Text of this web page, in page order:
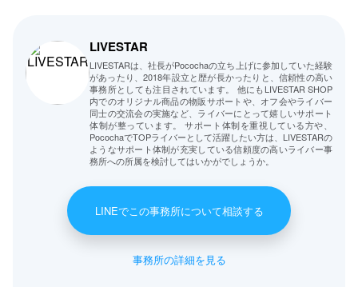
LIVESTAR
LIVESTARは、社長がPocochaの立ち上げに参加していた経験
があったり、2018年設立と歴が長かったりと、信頼性の高い
事務所としても注目されています。 他にもLIVESTAR SHOP
内でのオリジナル商品の物販サポートや、オフ会やライバー
同士の交流会の実施など、ライバーにとって嬉しいサポート
体制が整っています。 サポート体制を重視している方や、
PocochaでTOPライバーとして活躍したい方は、LIVESTARの
ようなサポート体制が充実している信頼度の高いライバー事
務所への所属を検討してはいかがでしょうか。
LINEでこの事務所について相談する
事務所の詳細を見る